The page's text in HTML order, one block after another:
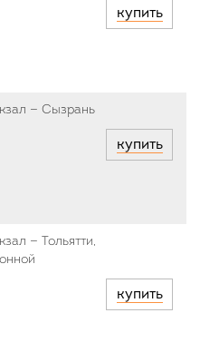
купить
— Сызрань
купить
— Тольятти,
купить